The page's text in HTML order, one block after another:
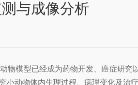
与成像分析
模型已经成为药物开发、癌症研究
动物体内生理过程、病理变化及治疗